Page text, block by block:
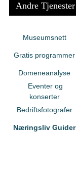
Andre Tjenester
Museumsnett
Gratis programmer
Domeneanalyse
Eventer og
konserter
Bedriftsfotografer
Næringsliv Guider